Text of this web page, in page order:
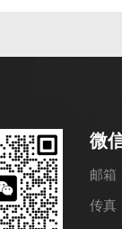
微
邮箱
传真